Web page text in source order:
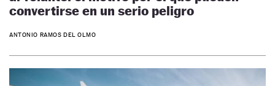
convertirse en un serio peligro
ANTONIO RAMOS DEL OLMO